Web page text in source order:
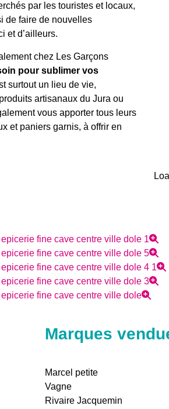
par les touristes et locaux,
de faire de nouvelles
et d’ailleurs.
chez Les Garçons
pour sublimer vos
surtout un lieu de vie,
artisanaux du Jura ou
vous apporter tous leurs
et paniers garnis, à offrir en
Marques
Marcel petite
Vagne
Rivaire Jacquemin